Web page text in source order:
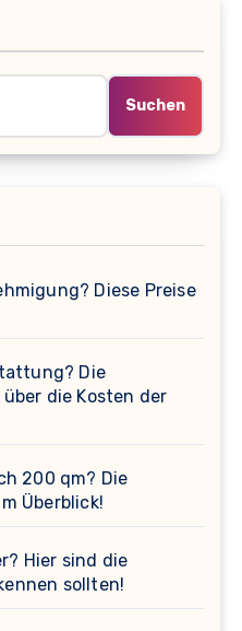
Suchen
Diese Preise
Die
die Kosten der
200 qm? Die
Überblick!
Hier sind die
sollten!